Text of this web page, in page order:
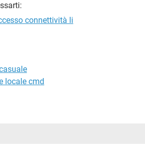
connettività li
locale cmd